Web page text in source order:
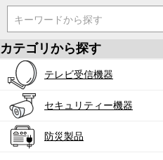
キーワードから探す
カテゴリから探す
テレビ受信機器
セキュリティー機器
防災製品